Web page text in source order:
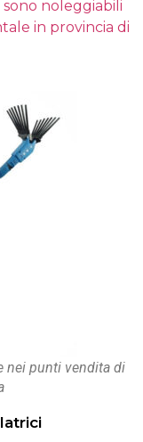
noleggiabili
in provincia di
nei punti vendita di